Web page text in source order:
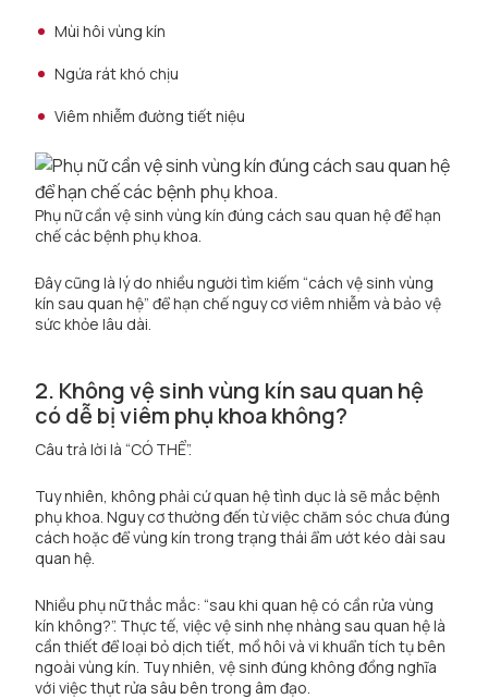
Mùi hôi vùng kín
Ngứa rát khó chịu
Viêm nhiễm đường tiết niệu
Phụ nữ cần vệ sinh vùng kín đúng cách sau quan hệ để hạn
chế các bệnh phụ khoa.
Đây cũng là lý do nhiều người tìm kiếm “cách vệ sinh vùng
kín sau quan hệ” để hạn chế nguy cơ viêm nhiễm và bảo vệ
sức khỏe lâu dài.
2. Không vệ sinh vùng kín sau quan hệ
có dễ bị viêm phụ khoa không?
Câu trả lời là “CÓ THỂ”.
Tuy nhiên, không phải cứ quan hệ tình dục là sẽ mắc bệnh
phụ khoa. Nguy cơ thường đến từ việc chăm sóc chưa đúng
cách hoặc để vùng kín trong trạng thái ẩm ướt kéo dài sau
quan hệ.
Nhiều phụ nữ thắc mắc: “sau khi quan hệ có cần rửa vùng
kín không?”. Thực tế, việc vệ sinh nhẹ nhàng sau quan hệ là
cần thiết để loại bỏ dịch tiết, mồ hôi và vi khuẩn tích tụ bên
ngoài vùng kín. Tuy nhiên, vệ sinh đúng không đồng nghĩa
với việc thụt rửa sâu bên trong âm đạo.